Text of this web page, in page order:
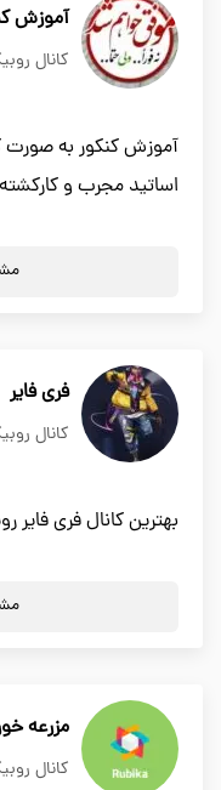
آموزش
کانال
آموزش کنکور به صورت
اساتید مجرب و کارکشته
فری فایر
کانال
بهترین کانال فری فایر
مزرعه
کانال